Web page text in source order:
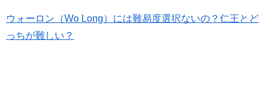
ウォーロン（Wo Long）には難易度選択ないの？仁王とど
っちが難しい？